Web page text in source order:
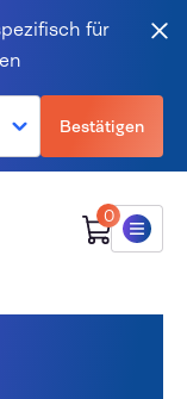
für
Bestätigen
0
Menü